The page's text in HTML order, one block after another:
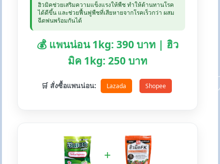
ฮิวมิคช่วยเสริมความแข็งแรงให้พืช ทำให้ต้านทานโรค
ได้ดีขึ้น และช่วยฟื้นฟูพืชที่เสียหายจากโรคเร็วกว่า ผสม
ฉีดพ่นพร้อมกันได้
💰 แพนน่อน 1kg: 390 บาท | ฮิว
มิค 1kg: 250 บาท
🛒 สั่งซื้อแพนน่อน: Lazada Shopee
+